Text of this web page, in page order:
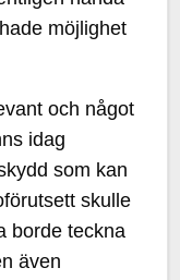
möjlighet
och något
idag
som kan
skulle
borde teckna
även